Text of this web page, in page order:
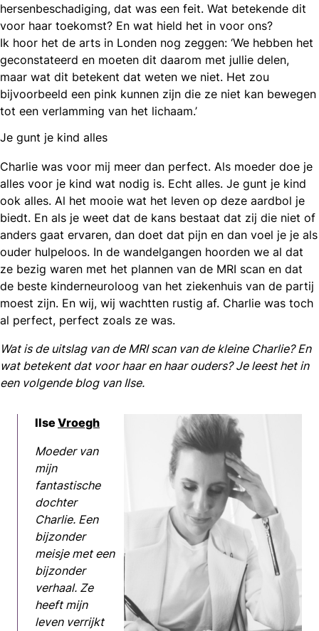
hersenbeschadiging, dat was een feit. Wat betekende dit
voor haar toekomst? En wat hield het in voor ons?
Ik hoor het de arts in Londen nog zeggen: ‘We hebben het
geconstateerd en moeten dit daarom met jullie delen,
maar wat dit betekent dat weten we niet. Het zou
bijvoorbeeld een pink kunnen zijn die ze niet kan bewegen
tot een verlamming van het lichaam.’
Je gunt je kind alles
Charlie was voor mij meer dan perfect. Als moeder doe je
alles voor je kind wat nodig is. Echt alles. Je gunt je kind
ook alles. Al het mooie wat het leven op deze aardbol je
biedt. En als je weet dat de kans bestaat dat zij die niet of
anders gaat ervaren, dan doet dat pijn en dan voel je je als
ouder hulpeloos. In de wandelgangen hoorden we al dat
ze bezig waren met het plannen van de MRI scan en dat
de beste kinderneuroloog van het ziekenhuis van de partij
moest zijn. En wij, wij wachtten rustig af. Charlie was toch
al perfect, perfect zoals ze was.
Wat is de uitslag van de MRI scan van de kleine Charlie? En
wat betekent dat voor haar en haar ouders? Je leest het in
een volgende blog van Ilse.
IlseVroegh
Moeder van
mijn
fantastische
dochter
Charlie. Een
bijzonder
meisje met een
bijzonder
verhaal. Ze
heeft mijn
leven verrijkt